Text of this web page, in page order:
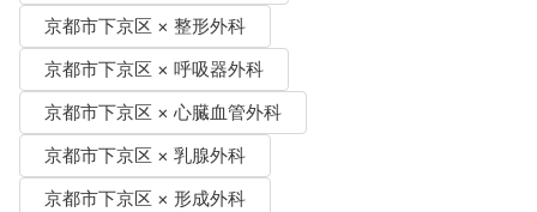
京都市下京区 × 整形外科
京都市下京区 × 呼吸器外科
京都市下京区 × 心臓血管外科
京都市下京区 × 乳腺外科
京都市下京区 × 形成外科